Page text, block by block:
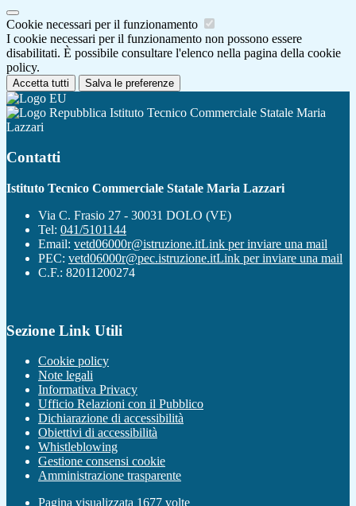
Cookie necessari per il funzionamento
I cookie necessari per il funzionamento non possono essere
disabilitati. È possibile consultare l'elenco nella pagina della cookie
policy.
Accetta tutti Salva le preferenze
Istituto Tecnico Commerciale Statale Maria
Lazzari
Contatti
Istituto Tecnico Commerciale Statale Maria Lazzari
Via C. Frasio 27 - 30031 DOLO (VE)
Tel: 041/5101144
Email: vetd06000r@istruzione.itLink per inviare una mail
PEC: vetd06000r@pec.istruzione.itLink per inviare una mail
C.F.: 82011200274
Sezione Link Utili
Cookie policy
Note legali
Informativa Privacy
Ufficio Relazioni con il Pubblico
Dichiarazione di accessibilità
Obiettivi di accessibilità
Whistleblowing
Gestione consensi cookie
Amministrazione trasparente
Pagina visualizzata 1677 volte